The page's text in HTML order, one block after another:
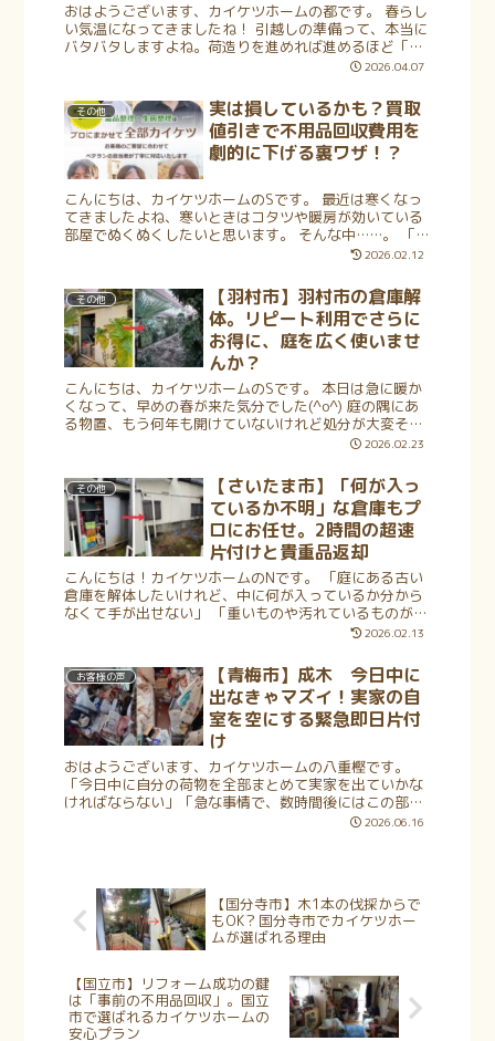
おはようございます、カイケツホームの都です。 春らし
い気温になってきましたね！ 引越しの準備って、本当に
バタバタしますよね。荷造りを進めれば進めるほど「あ
れ？こんなに捨てるものがあったっけ？」と不用品の山
2026.04.07
その他
実は損しているかも？買取
値引きで不用品回収費用を
劇的に下げる裏ワザ！？
こんにちは、カイケツホームのSです。 最近は寒くなっ
てきましたよね、寒いときはコタツや暖房が効いている
部屋でぬくぬくしたいと思います。 そんな中……。 「引
越しまで時間がないのに、ゴミの分別が終わらない」
2026.02.12
その他
【羽村市】羽村市の倉庫解
体。リピート利用でさらに
お得に、庭を広く使いませ
んか？
こんにちは、カイケツホームのSです。 本日は急に暖か
くなって、早めの春が来た気分でした(^o^) 庭の隅にあ
る物置、もう何年も開けていないけれど処分が大変そ
う……」 「解体した後の鉄くずや、中にある古い荷物は
2026.02.23
その他
【さいたま市】「何が入っ
ているか不明」な倉庫もプ
ロにお任せ。2時間の超速
片付けと貴重品返却
こんにちは！カイケツホームのNです。 「庭にある古い
倉庫を解体したいけれど、中に何が入っているか分から
なくて手が出せない」 「重いものや汚れているものが多
くて、自分たちで運び出すのは無理……」 埼玉県にお住
2026.02.13
お客様の声
【青梅市】成木 今日中に
出なきゃマズイ！実家の自
室を空にする緊急即日片付
け
おはようございます、カイケツホームの八重樫です。
「今日中に自分の荷物を全部まとめて実家を出ていかな
ければならない」「急な事情で、数時間後にはこの部屋
を空っぽにしないとマズい」……そんな予期せぬトラブ
2026.06.16
【国分寺市】木1本の伐採からで
もOK？国分寺市でカイケツホー
ムが選ばれる理由
【国立市】リフォーム成功の鍵
は「事前の不用品回収」。国立
市で選ばれるカイケツホームの
安心プラン